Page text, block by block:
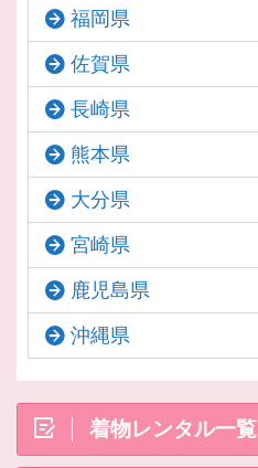
福岡県
佐賀県
長崎県
熊本県
大分県
宮崎県
鹿児島県
沖縄県
着物レンタル一覧